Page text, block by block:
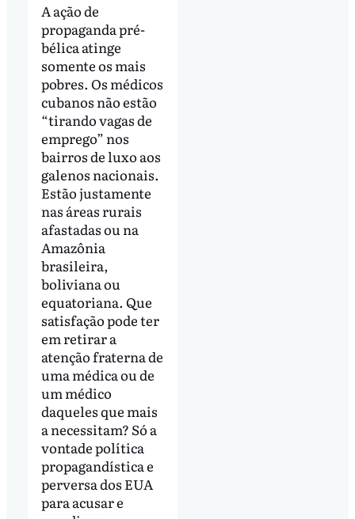
A ação de
propaganda pré-
bélica atinge
somente os mais
pobres. Os médicos
cubanos não estão
“tirando vagas de
emprego” nos
bairros de luxo aos
galenos nacionais.
Estão justamente
nas áreas rurais
afastadas ou na
Amazônia
brasileira,
boliviana ou
equatoriana. Que
satisfação pode ter
em retirar a
atenção fraterna de
uma médica ou de
um médico
daqueles que mais
a necessitam? Só a
vontade política
propagandística e
perversa dos EUA
para acusar e